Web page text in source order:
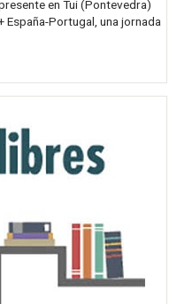
en Tui (Pontevedra)
España-Portugal, una jornada